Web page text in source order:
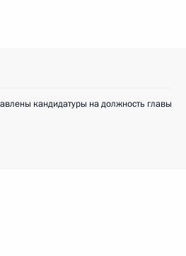
кандидатуры на должность главы